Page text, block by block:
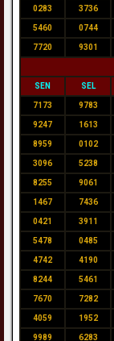
0283 3736
5460 0744
7720 9301
SEN SEL
7173 9783
9247 1613
8959 0102
3096 5238
8255 9061
1467 7436
0421 3911
5478 0485
4742 4190
8244 5461
7670 7282
4059 1952
9989 6283